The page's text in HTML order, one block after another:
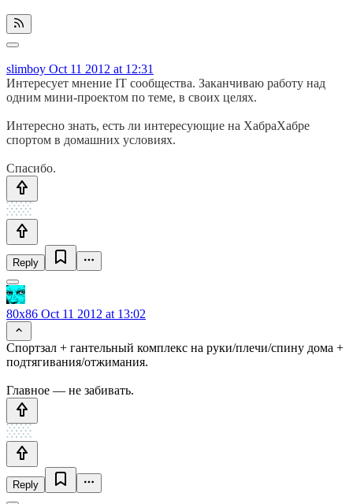
slimboy Oct 11 2012 at 12:31
Интересует мнение IT сообщества. Заканчиваю работу над
одним мини-проектом по теме, в своих целях.
Интересно знать, есть ли интересующие на ХабраХабре
спортом в домашних условиях.
Спасибо.
Reply
80x86 Oct 11 2012 at 13:02
Спортзал + гантельный комплекс на руки/плечи/спину дома +
подтягивания/отжимания.
Главное — не забивать.
Reply